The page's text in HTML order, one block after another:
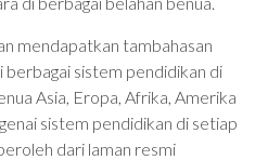
mendapatkan tambahasan
berbagai sistem pendidikan di
Asia, Eropa, Afrika, Amerika
sistem pendidikan di setiap
dari laman resmi